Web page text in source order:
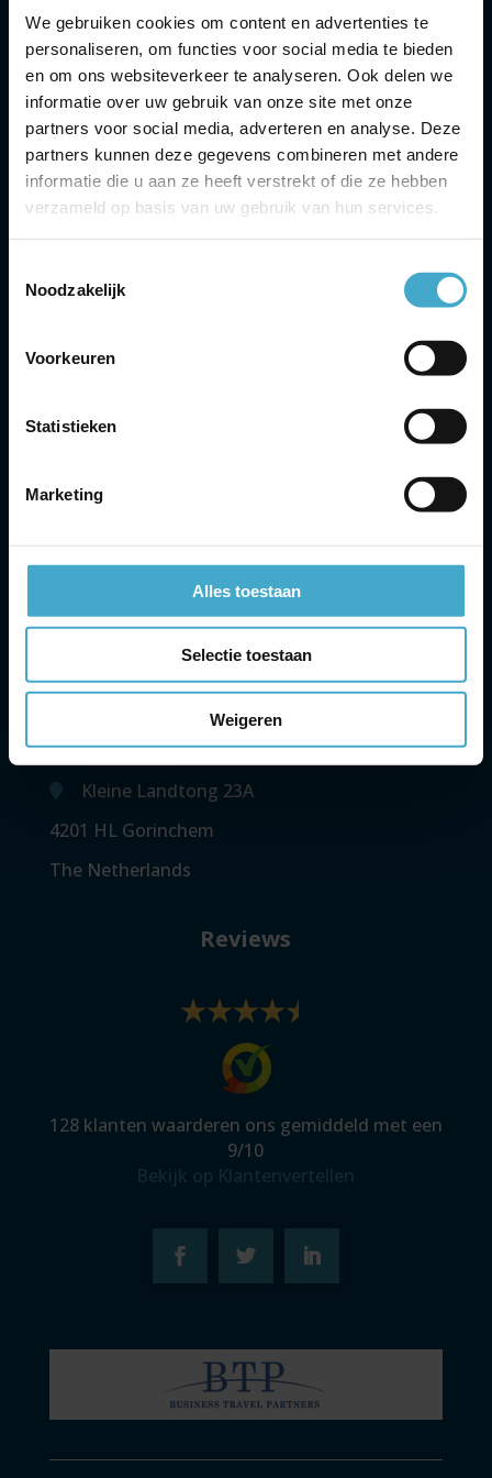
We gebruiken cookies om content en advertenties te
personaliseren, om functies voor social media te bieden
en om ons websiteverkeer te analyseren. Ook delen we
informatie over uw gebruik van onze site met onze
partners voor social media, adverteren en analyse. Deze
partners kunnen deze gegevens combineren met andere
informatie die u aan ze heeft verstrekt of die ze hebben
verzameld op basis van uw gebruik van hun services.
Noodzakelijk
Voorkeuren
Statistieken
Marketing
Alles toestaan
Selectie toestaan
Weigeren
Headoffice
contact
+31 (0)85-0210 310
Scheepmakershaven 2
3261 KN Oud-Beijerland
+31 (0)85-0210 312
The Base A, Evert van de Beekstraat 1-20,
2e etage
+31 (0)85-0210 317
Kleine Landtong 23A
4201 HL Gorinchem
The Netherlands
Reviews
128klanten waarderen ons gemiddeld met een
9/10
Bekijk op Klantenvertellen